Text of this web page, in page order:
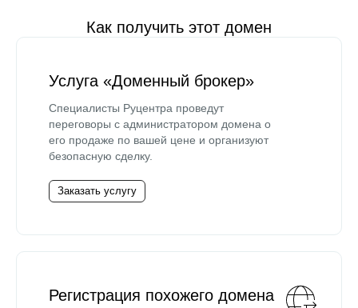
Как получить этот домен
Услуга «Доменный брокер»
Специалисты Руцентра проведут
переговоры с администратором домена о
его продаже по вашей цене и организуют
безопасную сделку.
Заказать услугу
Регистрация похожего домена